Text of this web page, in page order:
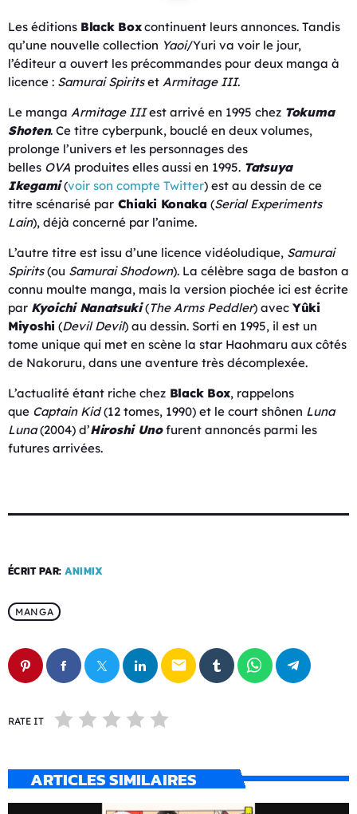
Les éditions Black Boxcontinuent leurs annonces. Tandis
qu’une nouvelle collection Yaoi/Yuri va voir le jour,
l’éditeur a ouvert les précommandes pour deux manga à
licence : Samurai Spiritset Armitage III.
Le manga Armitage IIIest arrivé en 1995 chez Tokuma
Shoten. Ce titre cyberpunk, bouclé en deux volumes,
prolonge l’univers et les personnages des
belles OVA produites elles aussi en 1995. Tatsuya
Ikegami(voir son compte Twitter) est au dessin de ce
titre scénarisé par Chiaki Konaka (Serial Experiments
Lain), déjà concerné par l’anime.
L’autre titre est issu d’une licence vidéoludique, Samurai
Spirits(ou Samurai Shodown). La célèbre saga de baston a
connu moulte manga, mais la version piochée ici est écrite
par Kyoichi Nanatsuki(The Arms Peddler) avec Yûki
Miyoshi (Devil Devil) au dessin. Sorti en 1995, il est un
tome unique qui met en scène la star Haohmaru aux côtés
de Nakoruru, dans une aventure très décomplexée.
L’actualité étant riche chez Black Box, rappelons
que Captain Kid(12 tomes, 1990) et le court shônen Luna
Luna(2004) d’Hiroshi Uno furent annoncés parmi les
futures arrivées.
ÉCRIT PAR: ANIMIX
MANGA
email
RATE IT
ARTICLES SIMILAIRES